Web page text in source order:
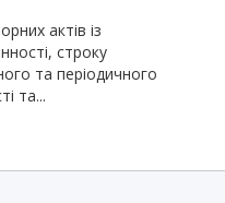
актів із
строку
та періодичного
та...